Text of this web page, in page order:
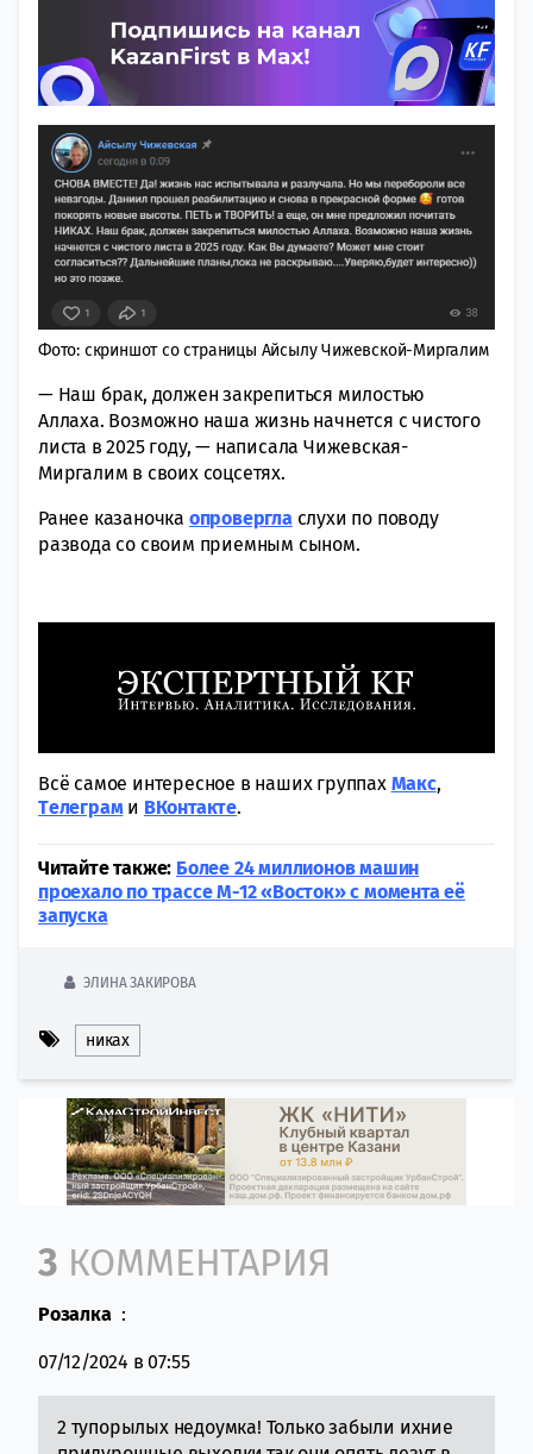
Фото: скриншот со страницы Айсылу Чижевской-Миргалим
— Наш брак, должен закрепиться милостью
Аллаха. Возможно наша жизнь начнется с чистого
листа в 2025 году, — написала Чижевская-
Миргалим в своих соцсетях.
Ранее казаночка опровергласлухи по поводу
развода со своим приемным сыном.
Всё самое интересное в наших группах Макс,
Tелеграми ВКонтакте.
Читайте также: Более 24 миллионов машин
проехало по трассе М-12 «Восток» с момента её
запуска
ЭЛИНА ЗАКИРОВА
никах
Comment section
3 КОММЕНТАРИЯ
Розалка :
07/12/2024 в 07:55
2 тупорылых недоумка! Только забыли ихние